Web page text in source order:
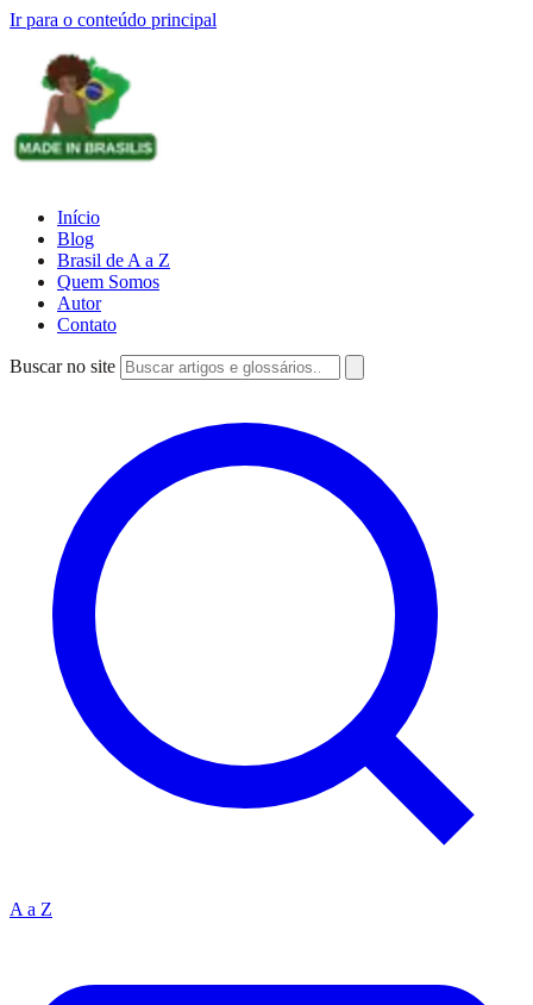
Ir para o conteúdo principal
Início
Blog
Brasil de A a Z
Quem Somos
Autor
Contato
Buscar no site
A a Z